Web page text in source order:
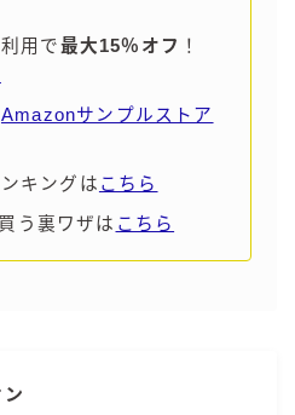
用で最大15％オフ ！
Amazonサンプルストア
キングは こちら
う裏ワザは こちら